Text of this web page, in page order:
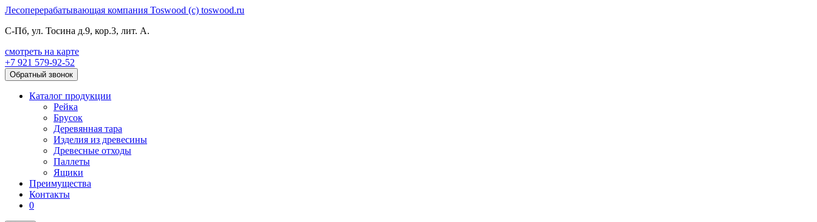
Лесоперерабатывающая компания Toswood (с) toswood.ru
C-Пб, ул. Тосина д.9, кор.3, лит. А.
смотреть на карте
+7 921 579-92-52
Обратный звонок
Каталог продукции
Рейка
Брусок
Деревянная тара
Изделия из древесины
Древесные отходы
Паллеты
Ящики
Преимущества
Контакты
0